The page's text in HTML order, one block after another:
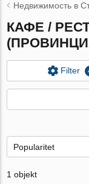
Недвижимость в
КАФЕ /
Filter
Popularitet
1 objekt